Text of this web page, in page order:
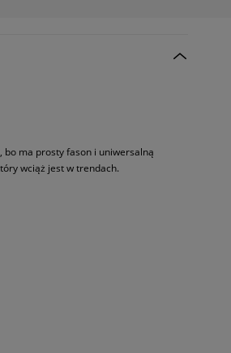
bo ma prosty fason i uniwersalną
wciąż jest w trendach.